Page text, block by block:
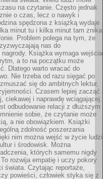
na czytanie. Często jednak
o czas, lecz o nawyk i
spędzona z książką wydaje
minut tu i kilka minut tam znika
Problem polega na tym, że
nas do
Książka wymaga wejścia
a to na początku może
Dlatego warto wracać do
Nie trzeba od razu sięgać po
się do ambitnych lektur,
Czasem lepiej zacząć
ciekawej i naprawdę wciągającej.
odbudowanie relacji z dłuższym
sobie, że czytanie może
a nie obowiązkiem. Książki
zdolność poszerzania
nim można wejść w życie ludzi
i środowisk. Można
których samemu nigdy
rozwija empatię i uczy pokory
świata. Czytając reportaże,
powieści, człowiek styka się z